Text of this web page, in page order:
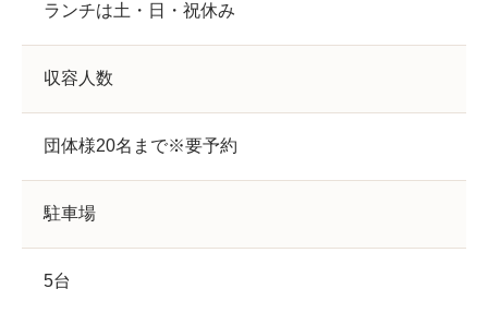
ランチは土・日・祝休み
収容人数
団体様20名まで※要予約
駐車場
5台